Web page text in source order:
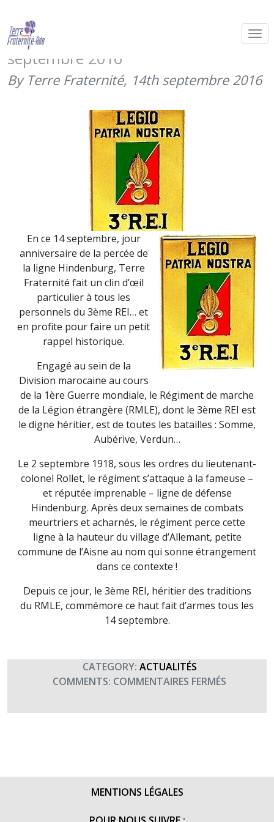
Clin d’oeil au 3ème Régiment
étranger d’infanterie en ce 14
septembre 2016
By Terre Fraternité, 14th septembre 2016
En ce 14 septembre, jour
anniversaire de la percée de
la ligne Hindenburg, Terre
Fraternité fait un clin d’œil
particulier à tous les
personnels du 3ème REI… et
en profite pour faire un petit
rappel historique.
Engagé au sein de la
Division marocaine au cours
de la 1ère Guerre mondiale, le Régiment de marche
de la Légion étrangère (RMLE), dont le 3ème REI est
le digne héritier, est de toutes les batailles : Somme,
Aubérive, Verdun…
Le 2 septembre 1918, sous les ordres du lieutenant-
colonel Rollet, le régiment s’attaque à la fameuse –
et réputée imprenable – ligne de défense
Hindenburg. Après deux semaines de combats
meurtriers et acharnés, le régiment perce cette
ligne à la hauteur du village d’Allemant, petite
commune de l’Aisne au nom qui sonne étrangement
dans ce contexte !
Depuis ce jour, le 3ème REI, héritier des traditions
du RMLE, commémore ce haut fait d’armes tous les
14 septembre.
CATEGORY: ACTUALITÉS
COMMENTS: COMMENTAIRES FERMÉS
D’OEIL
MENTIONS LÉGALES